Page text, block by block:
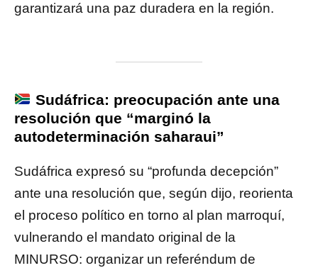
garantizará una paz duradera en la región.
Sudáfrica: preocupación ante una
resolución que “marginó la
autodeterminación saharaui”
Sudáfrica expresó su “profunda decepción”
ante una resolución que, según dijo, reorienta
el proceso político en torno al plan marroquí,
vulnerando el mandato original de la
MINURSO: organizar un referéndum de